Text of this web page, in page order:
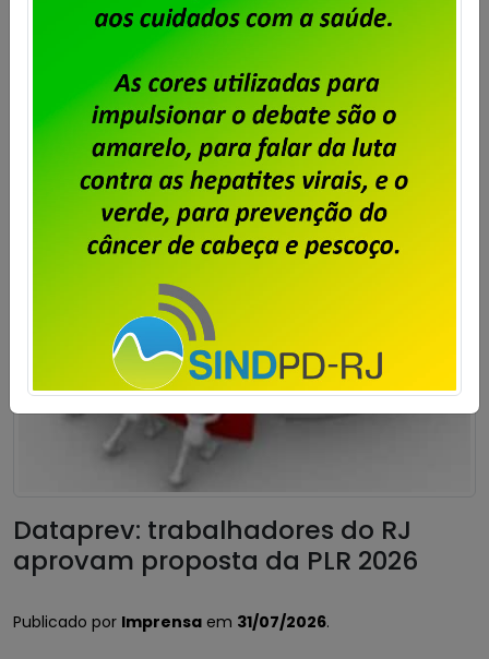
previsto é de 50% de um único dia de salário vigente
do trabalhador, conforme a cláusula “54ª –
Contribuição Para Custeio Sindical” […]
Saiba mais
Dataprev: trabalhadores do RJ
aprovam proposta da PLR 2026
Publicado por Imprensa em 31/07/2026.